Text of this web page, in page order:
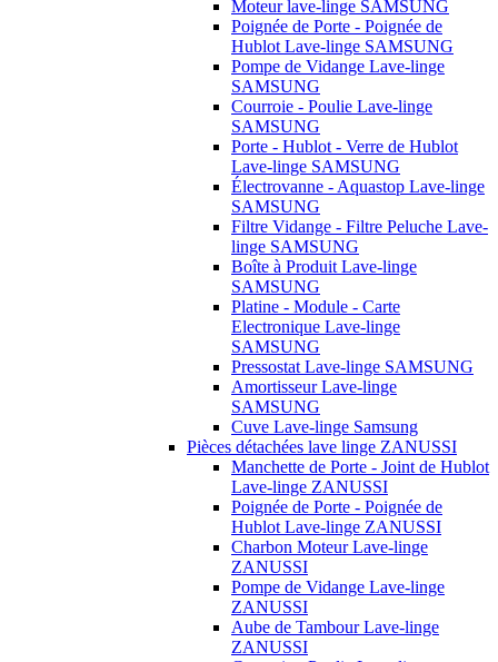
Moteur lave-linge SAMSUNG
Poignée de Porte - Poignée de
Hublot Lave-linge SAMSUNG
Pompe de Vidange Lave-linge
SAMSUNG
Courroie - Poulie Lave-linge
SAMSUNG
Porte - Hublot - Verre de Hublot
Lave-linge SAMSUNG
Électrovanne - Aquastop Lave-linge
SAMSUNG
Filtre Vidange - Filtre Peluche Lave-
linge SAMSUNG
Boîte à Produit Lave-linge
SAMSUNG
Platine - Module - Carte
Electronique Lave-linge
SAMSUNG
Pressostat Lave-linge SAMSUNG
Amortisseur Lave-linge
SAMSUNG
Cuve Lave-linge Samsung
Pièces détachées lave linge ZANUSSI
Manchette de Porte - Joint de Hublot
Lave-linge ZANUSSI
Poignée de Porte - Poignée de
Hublot Lave-linge ZANUSSI
Charbon Moteur Lave-linge
ZANUSSI
Pompe de Vidange Lave-linge
ZANUSSI
Aube de Tambour Lave-linge
ZANUSSI